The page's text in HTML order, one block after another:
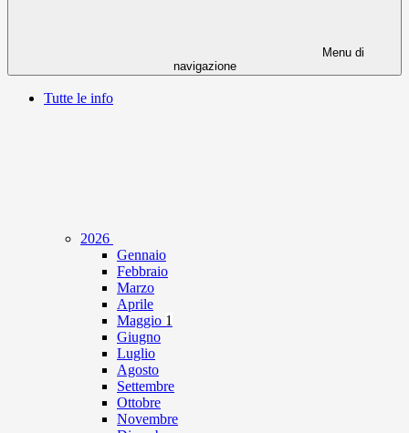
Menu di
navigazione
Tutte le info
2026
Gennaio
Febbraio
Marzo
Aprile
Maggio 1
Giugno
Luglio
Agosto
Settembre
Ottobre
Novembre